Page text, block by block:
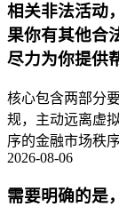
相关非法活动
果你有其他合
尽力为你提供
核心包含两部分
规，主动远离虚
序的金融市场秩
2026-08-06
需要明确的是